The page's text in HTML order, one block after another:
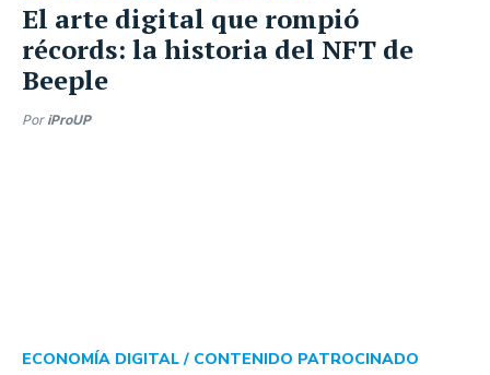
El arte digital que rompió
récords: la historia del NFT de
Beeple
Por iProUP
ECONOMÍA DIGITAL / CONTENIDO PATROCINADO